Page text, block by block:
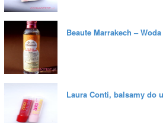
Beaute Marrakech –
Laura Conti, balsamy do